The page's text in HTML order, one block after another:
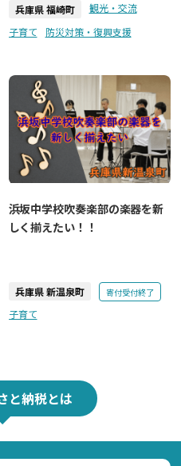
兵庫県 福崎町
観光・交流
子育て
防災対策・復興支援
浜坂中学校吹奏楽部の楽器を新
しく揃えたい！！
兵庫県 新温泉町 寄付受付終了
子育て
と納税とは